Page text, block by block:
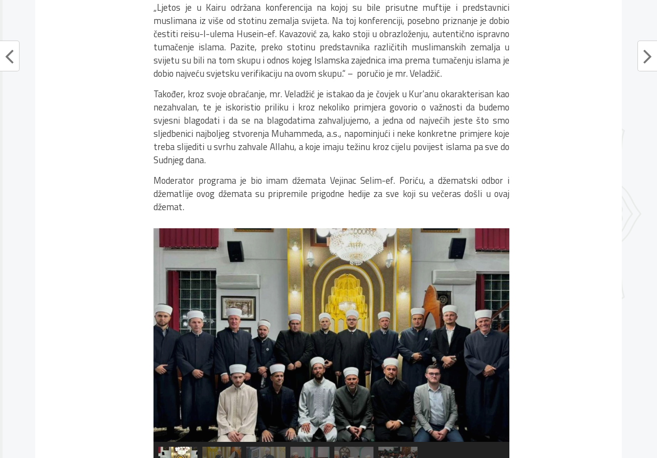
„Ljetos je u Kairu održana konferencija na kojoj su bile prisutne muftije i predstavnici
muslimana iz više od stotinu zemalja svijeta. Na toj konferenciji, posebno priznanje je dobio
čestiti reisu-l-ulema Husein-ef. Kavazović za, kako stoji u obrazloženju, autentično ispravno
tumačenje islama. Pazite, preko stotinu predstavnika različitih muslimanskih zemalja u
svijetu su bili na tom skupu i odnos kojeg Islamska zajednica ima prema tumačenju islama je
dobio najveću svjetsku verifikaciju na ovom skupu.“ – poručio je mr. Veladžić.
Također, kroz svoje obraćanje, mr. Veladžić je istakao da je čovjek u Kur’anu okarakterisan kao
nezahvalan, te je iskoristio priliku i kroz nekoliko primjera govorio o važnosti da budemo
svjesni blagodati i da se na blagodatima zahvaljujemo, a jedna od najvećih jeste što smo
sljedbenici najboljeg stvorenja Muhammeda, a.s., napominjući i neke konkretne primjere koje
treba slijediti u svrhu zahvale Allahu, a koje imaju težinu kroz cijelu povijest islama pa sve do
Sudnjeg dana.
Moderator programa je bio imam džemata Vejinac Selim-ef. Poriću, a džematski odbor i
džematlije ovog džemata su pripremile prigodne hedije za sve koji su večeras došli u ovaj
džemat.